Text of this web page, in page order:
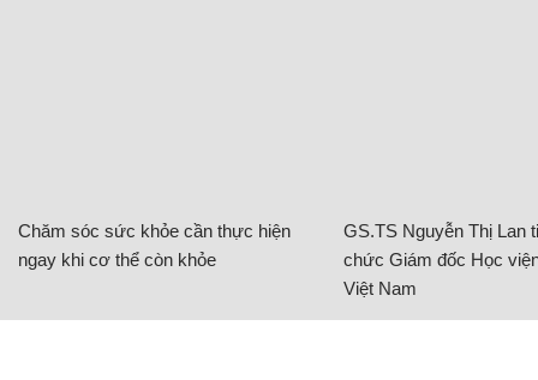
Chăm sóc sức khỏe cần thực hiện
ngay khi cơ thể còn khỏe
GS.TS Nguyễn Thị Lan
chức Giám đốc Học
Việt Nam